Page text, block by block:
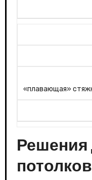
«плавающая»
Решения
потолков